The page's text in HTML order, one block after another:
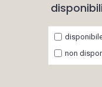
porcellana
non